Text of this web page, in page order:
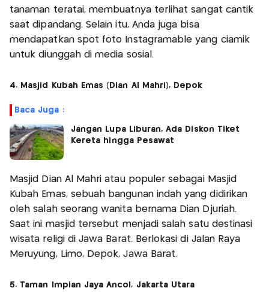
tanaman teratai, membuatnya terlihat sangat cantik
saat dipandang. Selain itu, Anda juga bisa
mendapatkan spot foto Instagramable yang ciamik
untuk diunggah di media sosial.
4. Masjid Kubah Emas (Dian Al Mahri), Depok
Baca Juga :
Jangan Lupa Liburan, Ada Diskon Tiket
Kereta hingga Pesawat
Masjid Dian Al Mahri atau populer sebagai Masjid
Kubah Emas, sebuah bangunan indah yang didirikan
oleh salah seorang wanita bernama Dian Djuriah.
Saat ini masjid tersebut menjadi salah satu destinasi
wisata religi di Jawa Barat. Berlokasi di Jalan Raya
Meruyung, Limo, Depok, Jawa Barat.
5. Taman Impian Jaya Ancol, Jakarta Utara